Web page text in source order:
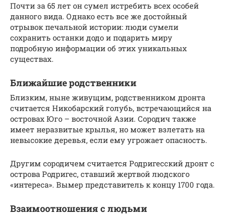
Почти за 65 лет он сумел истребить всех особей
данного вида. Однако есть все же достойный
отрывок печальной истории: люди сумели
сохранить останки додо и подарить миру
подробную информации об этих уникальных
существах.
Ближайшие родственники
Близким, ныне живущим, родственником дронта
считается Никобарский голубь, встречающийся на
островах Юго – восточной Азии. Сородич также
имеет неразвитые крылья, но может взлетать на
невысокие деревья, если ему угрожает опасность.
Другим сородичем считается Родригесский дронт с
острова Родригес, ставший жертвой людского
«интереса». Вымер представитель к концу 1700 года.
Взаимоотношения с людьми